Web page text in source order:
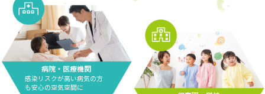
病院・医療機関
感染リスクが高い病気の方
も安心の空気空間に